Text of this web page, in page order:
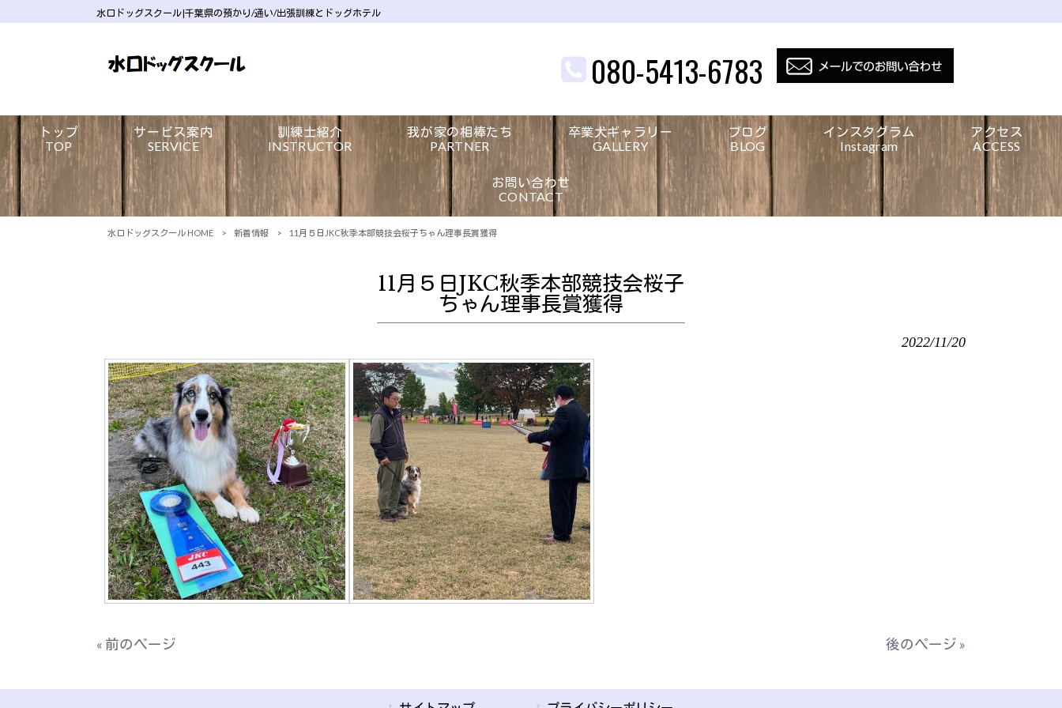
水口ドッグスクール|千葉県の預かり/通い/出張訓練とドッグホテル
080-5413-6783
トップ
TOP
サービス案内
SERVICE
訓練士紹介
INSTRUCTOR
我が家の相棒たち
PARTNER
卒業犬ギャラリー
GALLERY
ブログ
BLOG
インスタグラム
Instagram
アクセス
ACCESS
お問い合わせ
CONTACT
水口ドッグスクール HOME > 新着情報 > 11月５日JKC秋季本部競技会桜子ちゃん理事長賞獲得
11月５日JKC秋季本部競技会桜子
ちゃん理事長賞獲得
2022/11/20
« 前のページ 後のページ »